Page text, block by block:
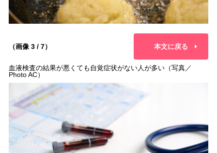
（画像 3 / 7） 本文に戻る
血液検査の結果が悪くても自覚症状がない人が多い（写真／
Photo AC）